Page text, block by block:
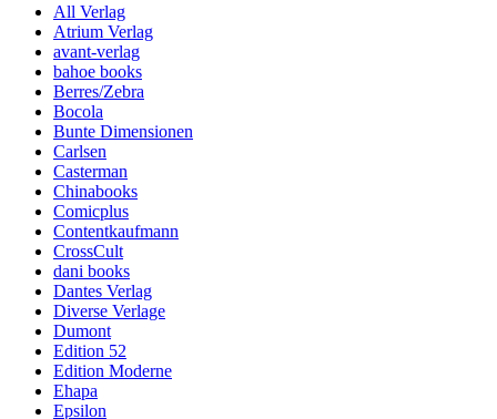
All Verlag
Atrium Verlag
avant-verlag
bahoe books
Berres/Zebra
Bocola
Bunte Dimensionen
Carlsen
Casterman
Chinabooks
Comicplus
Contentkaufmann
CrossCult
dani books
Dantes Verlag
Diverse Verlage
Dumont
Edition 52
Edition Moderne
Ehapa
Epsilon